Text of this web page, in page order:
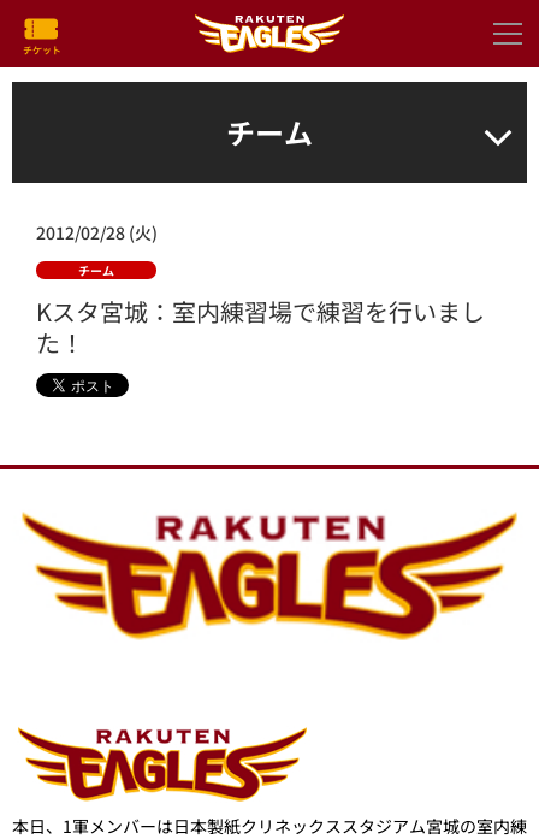
チーム
2012/02/28 (火)
チーム
Kスタ宮城：室内練習場で練習を行いまし
た！
本日、1軍メンバーは日本製紙クリネックススタジアム宮城の室内練